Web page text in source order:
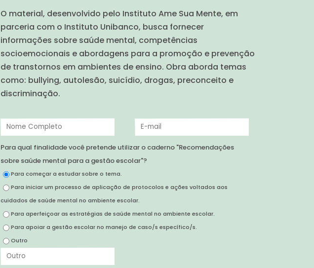
O material, desenvolvido pelo Instituto Ame Sua Mente, em
parceria com o Instituto Unibanco, busca fornecer
informações sobre saúde mental, competências
socioemocionais e abordagens para a promoção e prevenção
de transtornos em ambientes de ensino. Obra aborda temas
como: bullying, autolesão, suicídio, drogas, preconceito e
discriminação.
Para qual finalidade você pretende utilizar o caderno "Recomendações
sobre saúde mental para a gestão escolar"?
Para começar a estudar sobre o tema.
Para iniciar um processo de aplicação de protocolos e ações voltados aos
cuidados de saúde mental no ambiente escolar.
Para aperfeiçoar as estratégias de saúde mental no ambiente escolar.
Para apoiar a gestão escolar no manejo de caso/s específico/s.
Outro